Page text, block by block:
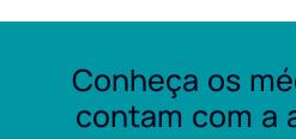
Conheça os
contam com a